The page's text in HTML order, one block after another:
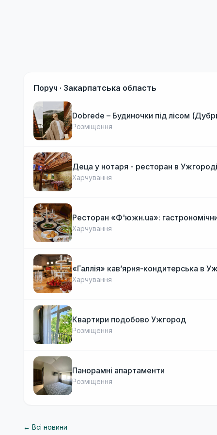
Поруч · Закарпатська область
Dobrede – Будиночки під лісом
Розміщення
Деца у нотаря - ресторан в Ужгороді
Харчування
Ресторан «Ф'южн.ua»:
Харчування
«Галлія» кав’ярня-кондитерська в
Харчування
Квартири подобово Ужгород
Розміщення
Панорамні апартаменти
Розміщення
← Всі новини